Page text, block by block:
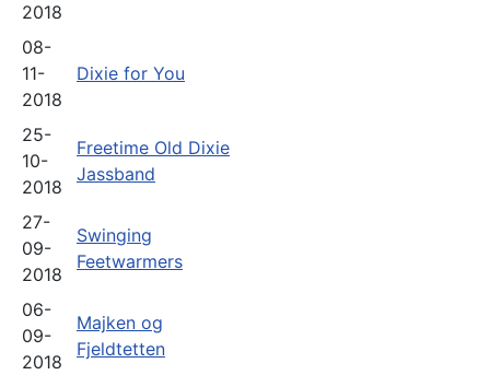
2018
08-
11-
2018
Dixie for You
25-
10-
2018
Freetime Old Dixie
Jassband
27-
09-
2018
Swinging
Feetwarmers
06-
09-
2018
Majken og
Fjeldtetten